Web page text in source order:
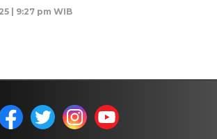
| 9:27 pm WIB